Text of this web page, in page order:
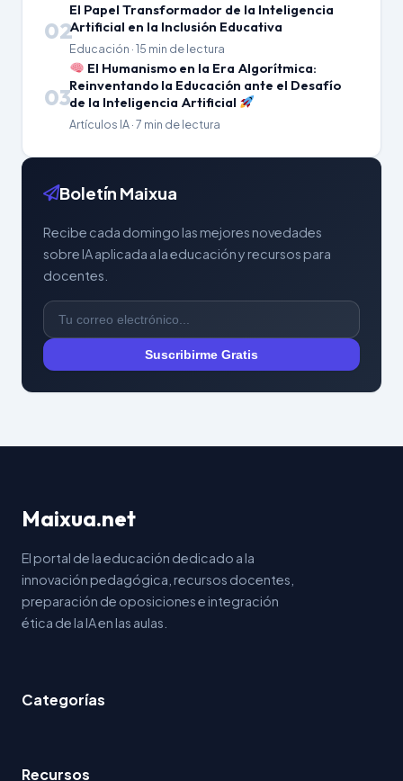
02
El Papel Transformador de la Inteligencia
Artificial en la Inclusión Educativa
Educación · 15 min de lectura
03
El Humanismo en la Era Algorítmica:
Reinventando la Educación ante el Desafío
de la Inteligencia Artificial
Artículos IA · 7 min de lectura
Boletín Maixua
Recibe cada domingo las mejores novedades
sobre IA aplicada a la educación y recursos para
docentes.
Suscribirme Gratis
Maixua.net
El portal de la educación dedicado a la
innovación pedagógica, recursos docentes,
preparación de oposiciones e integración
ética de la IA en las aulas.
Categorías
Recursos